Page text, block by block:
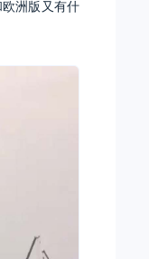
洲版又有什